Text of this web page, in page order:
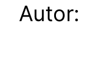
Autor: